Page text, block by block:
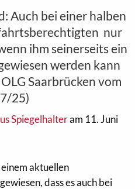
Auch bei einer halben
nur
ihm seinerseits ein
werden kann
Saarbrücken vom
25)
Spiegelhalteram 11. Juni
aktuellen
dass es auch bei